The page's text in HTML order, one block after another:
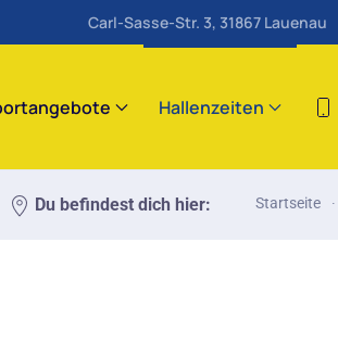
Carl-Sasse-Str. 3, 31867 Lauenau
Hallenzeiten
Du befindest dich hier: Startseite